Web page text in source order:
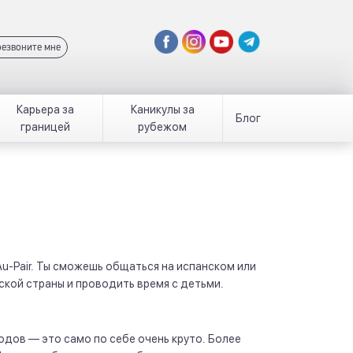
мне
Карьера за
границей
Каникулы за
рубежом
Блог
Pair. Ты сможешь общаться на испанском или
страны и проводить время с детьми.
— это само по себе очень круто. Более